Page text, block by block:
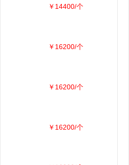
￥14400/个
￥16200/个
￥16200/个
￥16200/个